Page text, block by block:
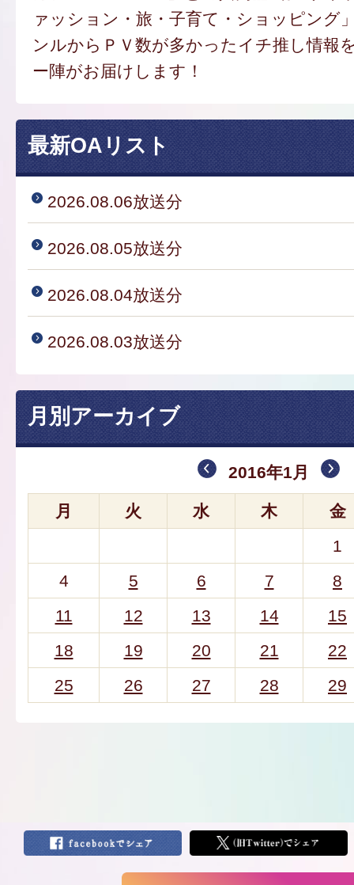
ァッション・旅・子育て・ショッピング
ンルからＰＶ数が多かったイチ推し情報
ー陣がお届けします！
最新OAリスト
2026.08.06放送分
2026.08.05放送分
2026.08.04放送分
2026.08.03放送分
月別アーカイブ
2016年1月
月 火 水 木
金
1
4
5 6 7
8
11
12 13 14
15
18
19 20 21
22
25
26 27 28 29